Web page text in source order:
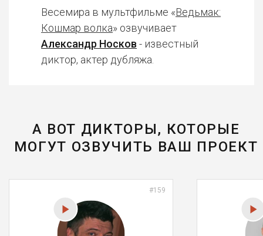
Весемира в мультфильме «Ведьмак:
Кошмар волка» озвучивает
Александр Носков - известный
диктор, актер дубляжа.
А ВОТ ДИКТОРЫ, КОТОРЫЕ
МОГУТ ОЗВУЧИТЬ ВАШ ПРОЕКТ
#159